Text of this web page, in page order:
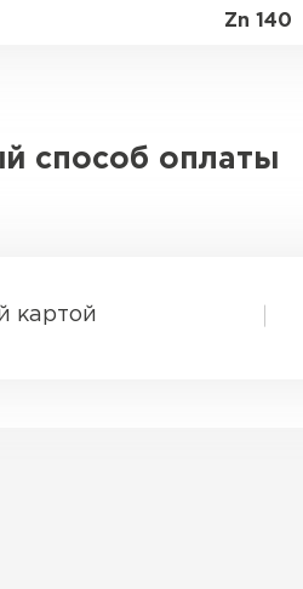
Zn 140
способ оплаты
картой